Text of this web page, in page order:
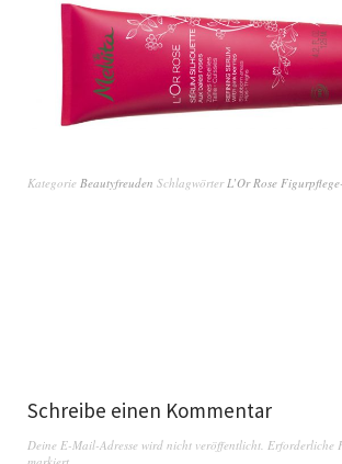
Kategorie Beautyfreuden Schlagwörter L’Or Rose
Schreibe einen Kommentar
Deine E-Mail-Adresse wird nicht veröffentlicht. Erforderliche